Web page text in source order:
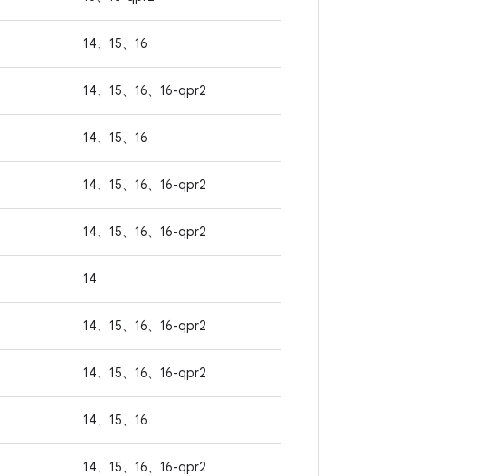
14、15、16
14、15、16、16-qpr2
14、15、16
14、15、16、16-qpr2
14、15、16、16-qpr2
14
14、15、16、16-qpr2
14、15、16、16-qpr2
14、15、16
14、15、16、16-qpr2